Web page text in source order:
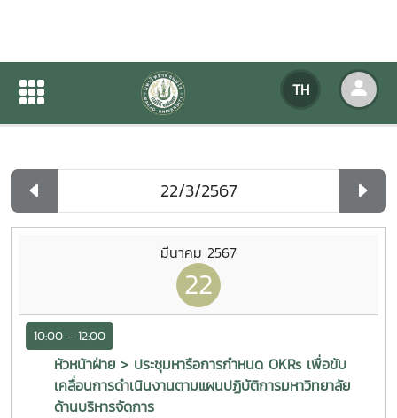
TH
ปฏิทินกิจกรรมของหน่วยงาน
ปฏิทินกิจกรรมของหน่วยงาน
มีนาคม 2567
22
10:00 - 12:00
หัวหน้าฝ่าย > ประชุมหารือการกำหนด OKRs เพื่อขับ
เคลื่อนการดำเนินงานตามแผนปฏิบัติการมหาวิทยาลัย
ด้านบริหารจัดการ